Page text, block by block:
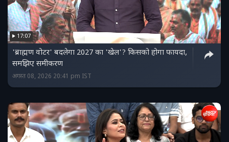
17:07
'ब्राह्मण वोटर' बदलेगा 2027 का 'खेल'? किसको होगा फायदा,
समझिए समीकरण
अगस्त 08, 2026 20:41 pm IST